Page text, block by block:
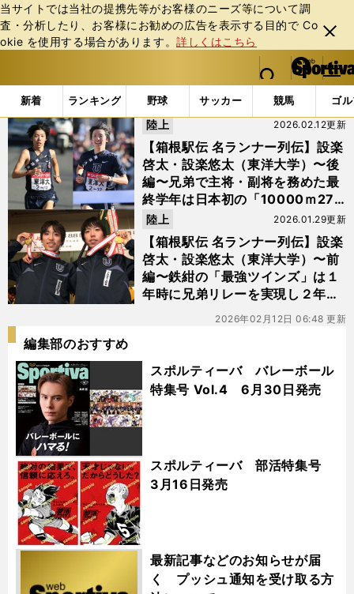
当サイトでは当社の提携先等がお客様のニーズ等について調
査・分析したり、お客様にお勧めの広告を表⽰する⽬的で Co
okie を使⽤する場合があります。詳しくはこちら
閉じ
る
web Sportiva (webスポルティーバ)
検索
マイペ
ー
ジ
メニュ
新着 ランキング 野球 サッカー 競馬 ゴ
b
ス
ポ
ル
テ
ィ
ー
バ
「#設楽啓太」の最新ニュース・ 情報
【箱根駅伝 名ランナー列伝】設楽
啓太・設楽悠太（東洋大学）〜後
編〜兄弟で主将・副将を務めた最
終学年は日本初の「10000ｍ27
分台兄弟」となり箱根駅伝の王座
を奪還
2026.02.12更新
陸上
【箱根駅伝 名ランナー列伝】設楽
啓太・設楽悠太（東洋大学）〜前
編〜鉄紺の「最強ツインズ」は１
年時に兄弟リレーを実現し２年時
は総合Vに輝く
2026.01.29更新
陸上
2026年02月12日 06:48 更新
編集部のおすすめ
スポルティーバ バレーボール
特集号 Vol.4 6月30日発売
スポルティーバ 部活特集号
3月16日発売
最新記事などのお知らせが届
く プッシュ通知を受け取る方